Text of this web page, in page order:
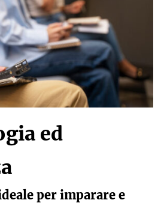
ed
per imparare e